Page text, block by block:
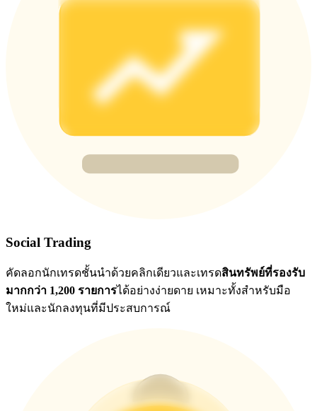
กิจกรรมเพิ่มเติม
รับรางวัลและสิทธิพิเศษสุดพิเศษ
Social Trading
คัดลอกนักเทรดชั้นนำด้วยคลิกเดียวและเทรดสินทรัพย์ที่รองรับ
มากกว่า 1,200 รายการได้อย่างง่ายดาย เหมาะทั้งสำหรับมือ
ใหม่และนักลงทุนที่มีประสบการณ์